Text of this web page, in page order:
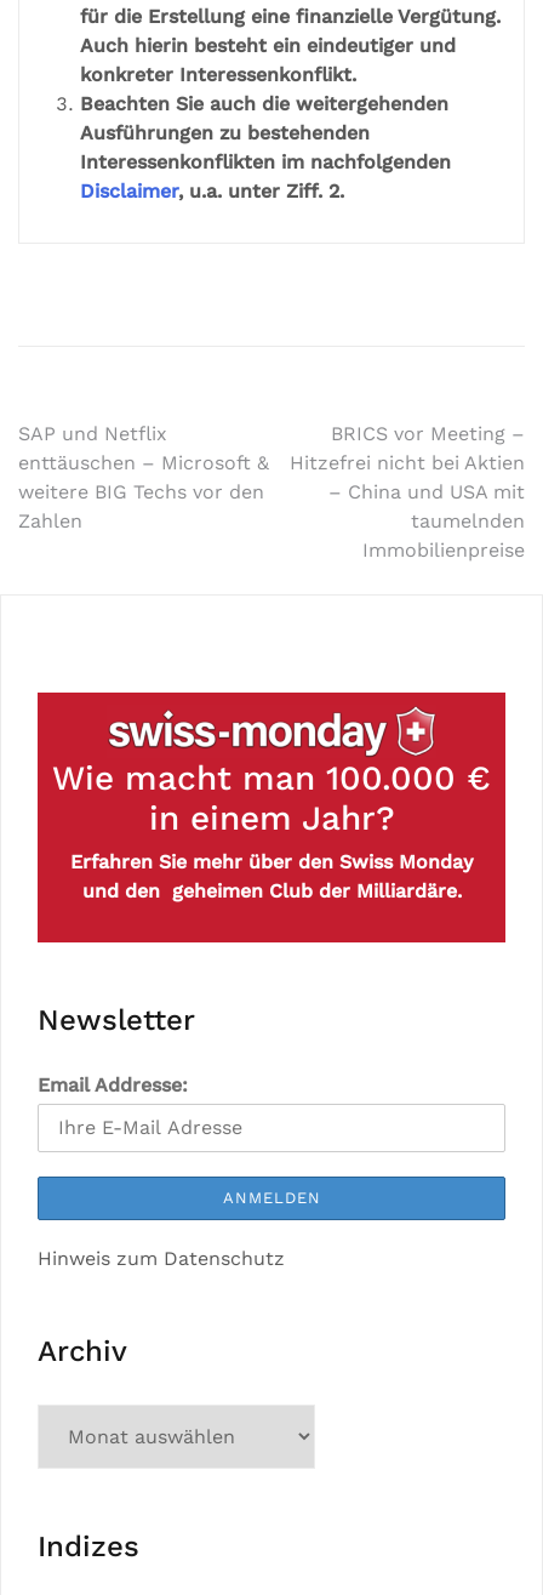
für die Erstellung eine finanzielle Vergütung.
Auch hierin besteht ein eindeutiger und
konkreter Interessenkonflikt.
Beachten Sie auch die weitergehenden
Ausführungen zu bestehenden
Interessenkonflikten im nachfolgenden
Disclaimer, u.a. unter Ziff. 2.
SAP und Netflix
enttäuschen – Microsoft &
weitere BIG Techs vor den
Zahlen
BRICS vor Meeting –
Hitzefrei nicht bei Aktien
– China und USA mit
taumelnden
Immobilienpreise
Wie macht man 100.000 €
in einem Jahr?
Erfahren Sie mehr über den Swiss Monday
und den geheimen Club der Milliardäre.
Newsletter
Email Addresse:
Hinweis zum Datenschutz
Archiv
Indizes